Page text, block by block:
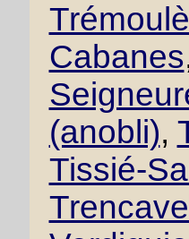
Cabanes
(anobli),
Tissié-
Trencavel